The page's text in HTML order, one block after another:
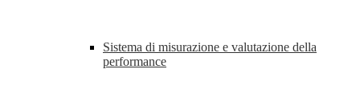
Sistema di misurazione e valutazione della
performance